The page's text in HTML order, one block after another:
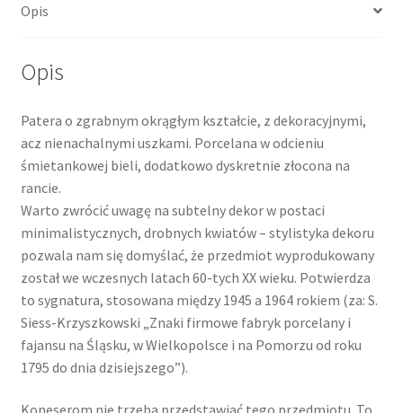
Opis
Opis
Patera o zgrabnym okrągłym kształcie, z dekoracyjnymi,
acz nienachalnymi uszkami. Porcelana w odcieniu
śmietankowej bieli, dodatkowo dyskretnie złocona na
rancie.
Warto zwrócić uwagę na subtelny dekor w postaci
minimalistycznych, drobnych kwiatów – stylistyka dekoru
pozwala nam się domyślać, że przedmiot wyprodukowany
został we wczesnych latach 60-tych XX wieku. Potwierdza
to sygnatura, stosowana między 1945 a 1964 rokiem (za: S.
Siess-Krzyszkowski „Znaki firmowe fabryk porcelany i
fajansu na Śląsku, w Wielkopolsce i na Pomorzu od roku
1795 do dnia dzisiejszego”).